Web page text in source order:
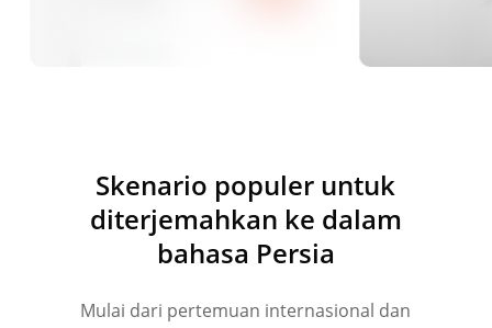
Skenario populer untuk
diterjemahkan ke dalam
bahasa Persia
Mulai dari pertemuan internasional dan